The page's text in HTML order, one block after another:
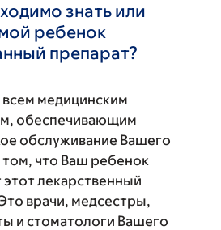
знать или
ребенок
препарат?
медицинским
обеспечивающим
обслуживание Вашего
том, что Ваш ребенок
лекарственный
врачи, медсестры,
и стоматологи Вашего